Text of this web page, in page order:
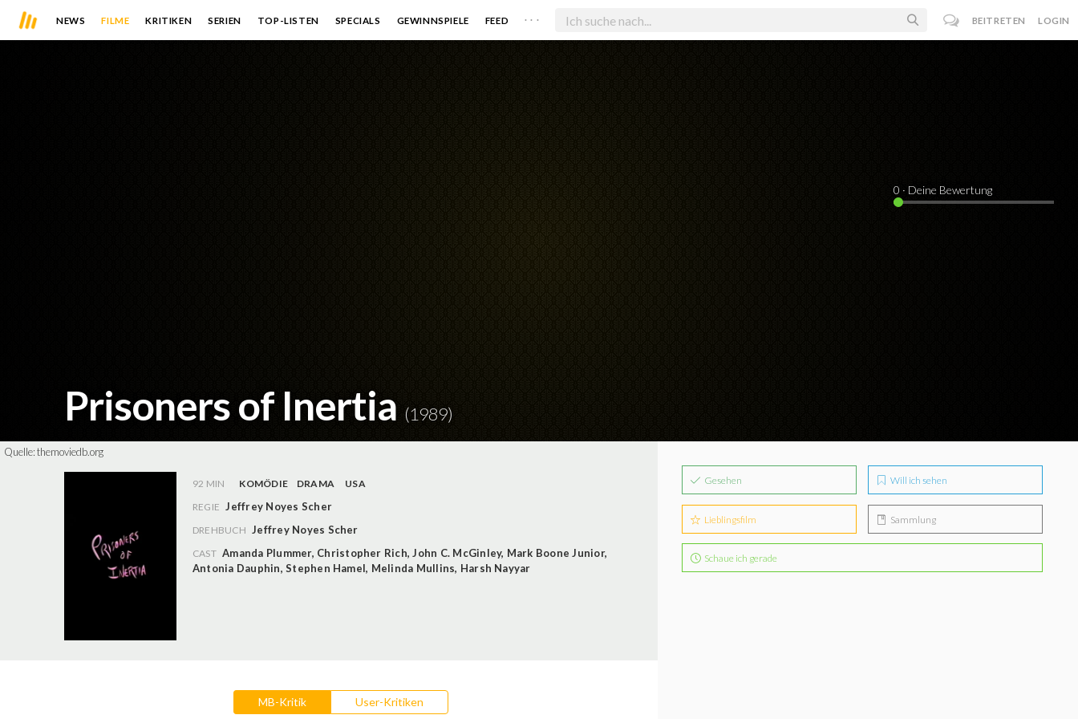
NEWS FILME KRITIKEN SERIEN TOP-LISTEN SPECIALS GEWINNSPIELE FEED . . . BEITRETEN LOGIN
Prisoners of Inertia (1989)
0 · Deine Bewertung
Quelle:themoviedb.org
92 MIN KOMÖDIE DRAMA
USA
REGIE Jeffrey Noyes Scher
DREHBUCH Jeffrey Noyes Scher
CAST Amanda Plummer, Christopher Rich,John C. McGinley, Mark Boone Junior,
Antonia Dauphin,Stephen Hamel, Melinda Mullins, Harsh Nayyar
MB-Kritik User-Kritiken
Gesehen Will ich sehen
Lieblingsfilm Sammlung
Schaue ich gerade